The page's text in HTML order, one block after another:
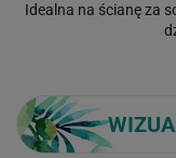
Idealna na ścianę za